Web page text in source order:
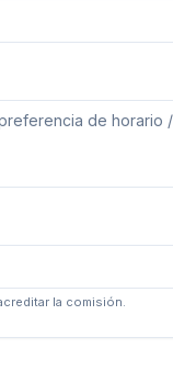
la comisión.